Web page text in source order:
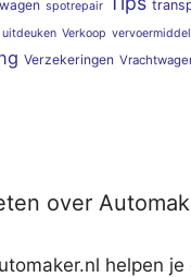
spotrepair
uitdeuken Verkoop vervoermiddel
Verzekeringen
over
helpen je